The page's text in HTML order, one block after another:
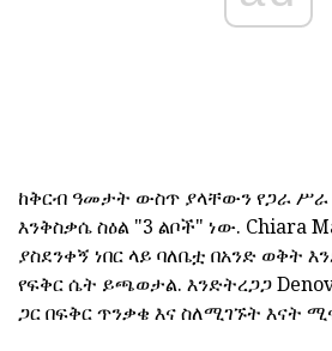
ከቅርብ ዓመታት ውስጥ ያላቸውን የጋራ
እንቅስቃሴ ስዕል "3 ልቦች" ነው. Chiara
ያስደንቀኝ ነበር ላይ ባለቤቷ በአንድ ወቅት
የፍቅር ሴት ይጫወታል. እንድትረጋጋ
ጋር በፍቅር ጥንቃቄ እና ስለሚገኙት እናት